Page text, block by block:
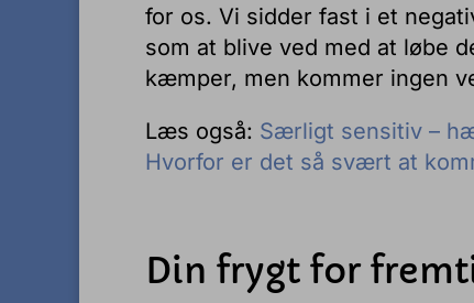
for os. Vi sidder fast i et
som at blive ved med at løbe
kæmper, men kommer ingen
Læs også: Særligt sensitiv –
Hvorfor er det så svært at
Din frygt for